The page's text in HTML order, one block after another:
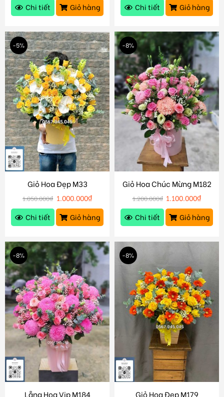
Chi tiết
Giỏ hàng
Chi tiết
Giỏ hàng
-5%
Giỏ Hoa Đẹp M33
1.050.000₫ 1.000.000₫
Chi tiết
Giỏ hàng
-8%
Giỏ Hoa Chúc Mừng M182
1.200.000₫ 1.100.000₫
Chi tiết
Giỏ hàng
-8%
Lẵng Hoa Vip M184
-8%
Giỏ Hoa Đẹp M179